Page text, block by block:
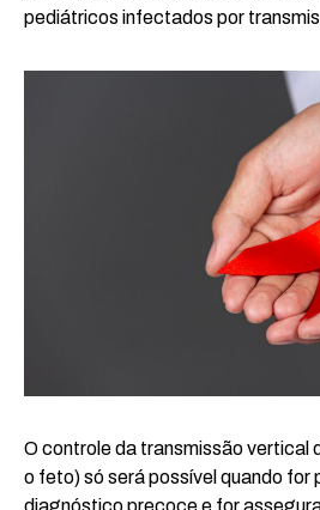
pediátricos infectados por
O controle da transmissão vertical
o feto) só será possível quando for
diagnóstico precoce e for